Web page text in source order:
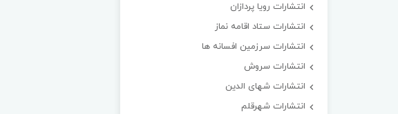
انتشارات رویا پردازان
انتشارات ستاد اقامه نماز
انتشارات سرزمین افسانه ها
انتشارات سروش
انتشارات شهای الدین
انتشارات شهرقلم